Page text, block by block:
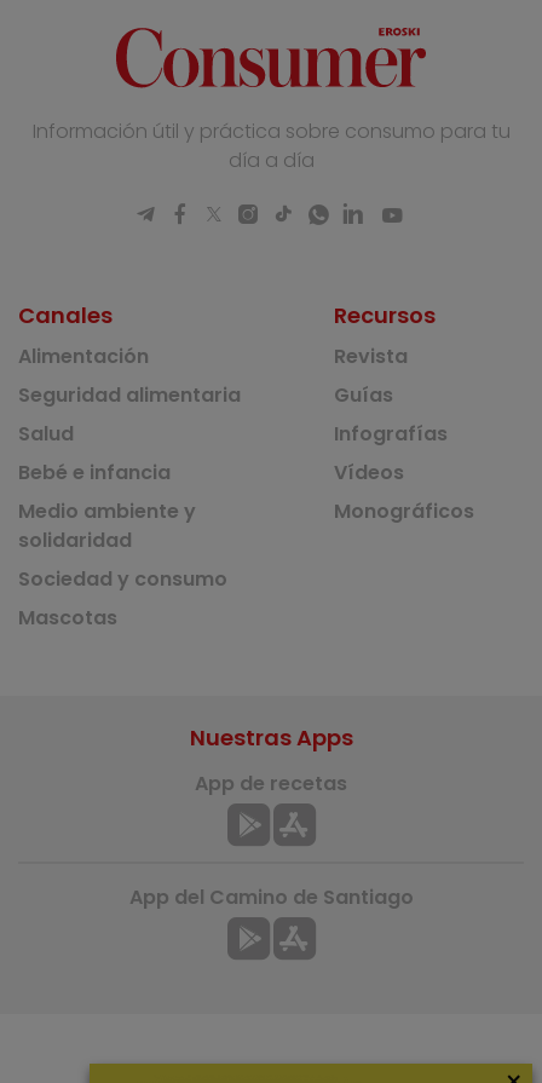
Información útil y práctica sobre consumo para tu
día a día
Canales
Alimentación
Seguridad alimentaria
Salud
Bebé e infancia
Medio ambiente y
solidaridad
Sociedad y consumo
Mascotas
Recursos
Revista
Guías
Infografías
Vídeos
Monográficos
Nuestras Apps
App de recetas
App del Camino de Santiago